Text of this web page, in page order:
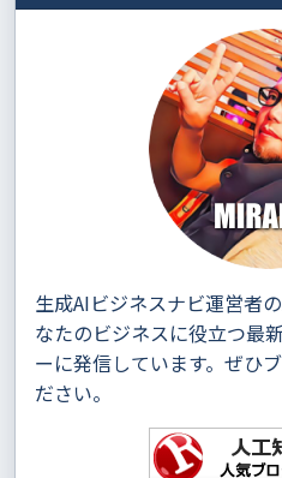
生成AIビジネスナビ運営者
なたのビジネスに役立つ最
ーに発信しています。ぜひ
ださい。